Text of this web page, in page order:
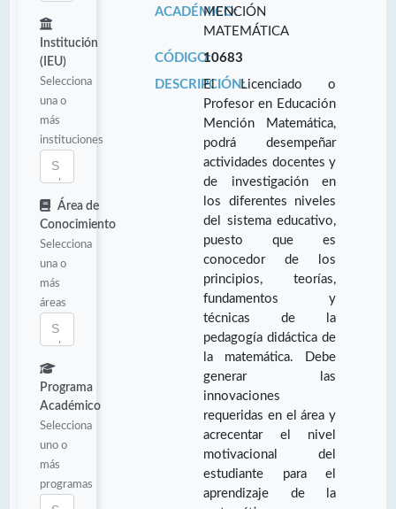
Institución
(IEU)
Selecciona
una o
más
instituciones
Área de
Conocimiento
Selecciona
una o
más
áreas
Programa
Académico
Selecciona
uno o
más
programas
ACADÉMICO:
MENCIÓN
MATEMÁTICA
CÓDIGO:10683
DESCRIPCIÓN:El Licenciado o
Profesor en Educación
Mención Matemática,
podrá desempeñar
actividades docentes y
de investigación en
los diferentes niveles
del sistema educativo,
puesto que es
conocedor de los
principios, teorías,
fundamentos y
técnicas de la
pedagogía didáctica de
la matemática. Debe
generar las
innovaciones
requeridas en el área y
acrecentar el nivel
motivacional del
estudiante para el
aprendizaje de la